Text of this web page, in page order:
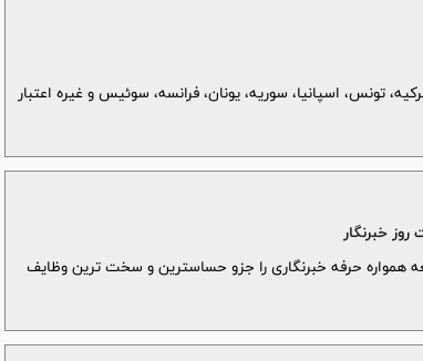
تونس، اسپانیا، سوریه، یونان، فرانسه، سوئیس و غیره اعتبار
خبرنگار
همواره حرفه خبرنگاری را جزو حساسترین و سخت ترین وظایف